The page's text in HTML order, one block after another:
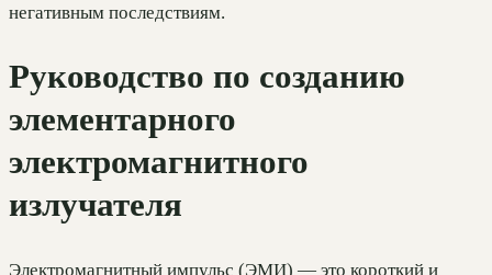
негативным последствиям.
Руководство по созданию
элементарного
электромагнитного
излучателя
Электромагнитный импульс (ЭМИ) — это короткий и